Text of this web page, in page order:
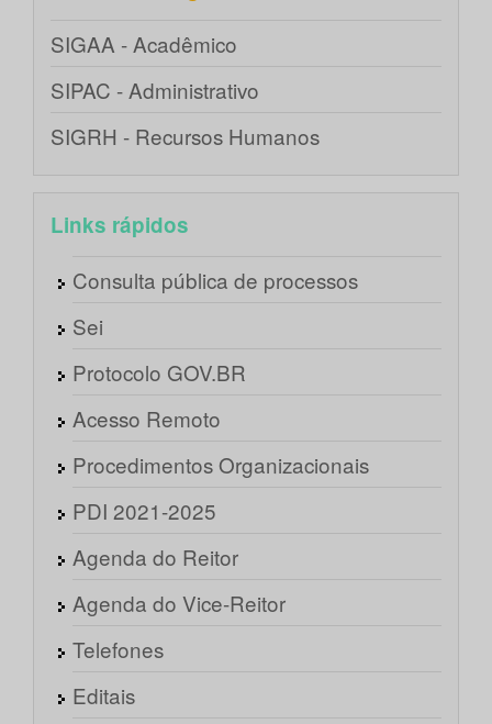
SIGAA - Acadêmico
SIPAC - Administrativo
SIGRH - Recursos Humanos
Links rápidos
Consulta pública de processos
Sei
Protocolo GOV.BR
Acesso Remoto
Procedimentos Organizacionais
PDI 2021-2025
Agenda do Reitor
Agenda do Vice-Reitor
Telefones
Editais